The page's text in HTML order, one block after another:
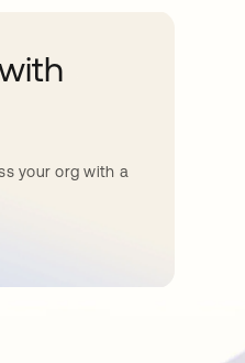
your org with a